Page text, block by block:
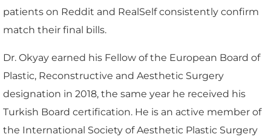
patients on Reddit and RealSelf consistently confirm
match their final bills.
Dr. Okyay earned his Fellow of the European Board of
Plastic, Reconstructive and Aesthetic Surgery
designation in 2018, the same year he received his
Turkish Board certification. He is an active member of
the International Society of Aesthetic Plastic Surgery